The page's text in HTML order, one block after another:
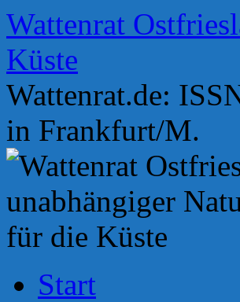
Zum
Inhalt
springen
Wattenrat
Küste
Wattenrat.de:
in Frankfurt/M.
Start